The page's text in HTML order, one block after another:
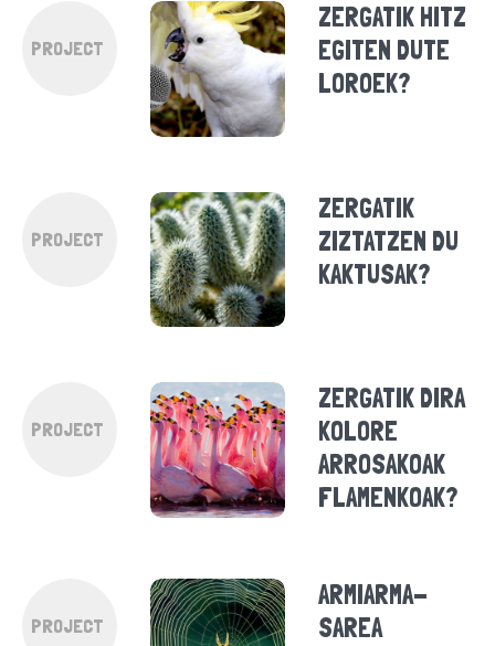
PROJECT
ZERGATIK HITZ
EGITEN DUTE
LOROEK?
PROJECT
ZERGATIK
ZIZTATZEN DU
KAKTUSAK?
PROJECT
ZERGATIK DIRA
KOLORE
ARROSAKOAK
FLAMENKOAK?
PROJECT
ARMIARMA-
SAREA